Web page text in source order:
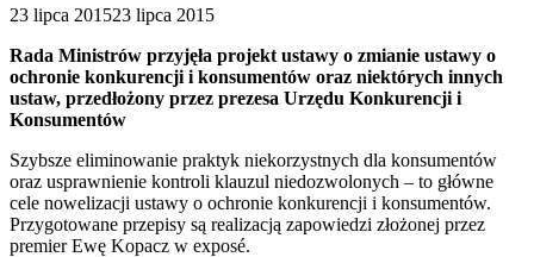
23 lipca 201523 lipca 2015
Rada Ministrów przyjęła projekt ustawy o zmianie ustawy o
ochronie konkurencji i konsumentów oraz niektórych innych
ustaw, przedłożony przez prezesa Urzędu Konkurencji i
Konsumentów
Szybsze eliminowanie praktyk niekorzystnych dla konsumentów
oraz usprawnienie kontroli klauzul niedozwolonych – to główne
cele nowelizacji ustawy o ochronie konkurencji i konsumentów.
Przygotowane przepisy są realizacją zapowiedzi złożonej przez
premier Ewę Kopacz w exposé.